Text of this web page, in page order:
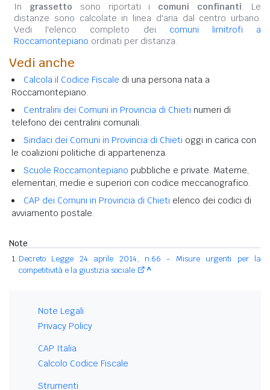
In grassetto sono riportati i comuni confinanti. Le
distanze sono calcolate in linea d'aria dal centro urbano.
Vedi l'elenco completo dei comuni limitrofi a
Roccamontepiano ordinati per distanza.
Vedi anche
Calcola il Codice Fiscale di una persona nata a
Roccamontepiano.
Centralini dei Comuni in Provincia di Chieti numeri di
telefono dei centralini comunali.
Sindaci dei Comuni in Provincia di Chieti oggi in carica con
le coalizioni politiche di appartenenza.
Scuole Roccamontepiano pubbliche e private. Materne,
elementari, medie e superiori con codice meccanografico.
CAP dei Comuni in Provincia di Chieti elenco dei codici di
avviamento postale.
Note
Decreto Legge 24 aprile 2014, n.66 - Misure urgenti per la
competitività e la giustizia sociale
^
Note Legali
Privacy Policy
CAP Italia
Calcolo Codice Fiscale
Strumenti